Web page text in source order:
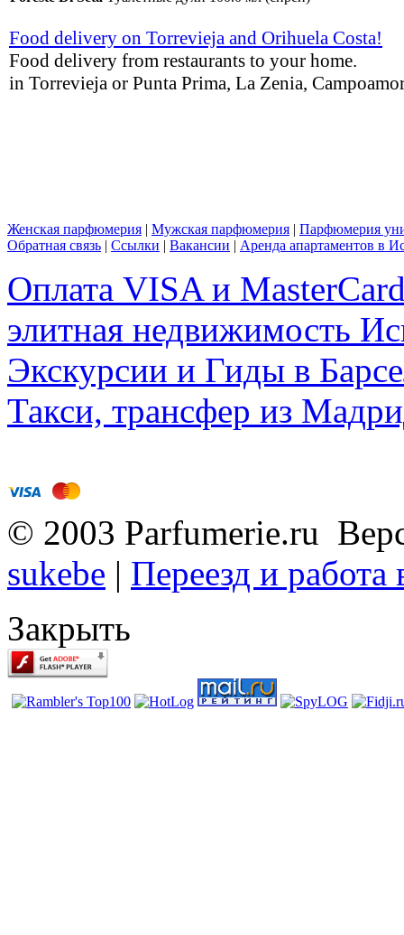
Food delivery on Torrevieja and Orihuela Costa!
Food delivery from restaurants to your home.
in Torrevieja or Punta Prima, La Zenia,
Женская парфюмерия | Мужская парфюмерия | Парфюмерия
Обратная связь | Ссылки | Вакансии | Аренда апартаментов в
Оплата VISA и
элитная недвижимость
Экскурсии и Гиды в
Такси, трансфер из
© 2003 Parfumerie.ru
sukebe | Переезд и
Закрыть